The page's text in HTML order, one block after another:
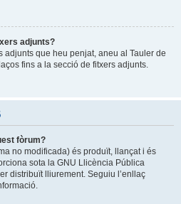
adjunts?
adjunts que heu penjat, aneu al Tauler de
fins a la secció de fitxers adjunts.
fòrum?
no modificada) és produït, llançat i és
sota la GNU Llicència Pública
distribuït lliurement. Seguiu l’enllaç